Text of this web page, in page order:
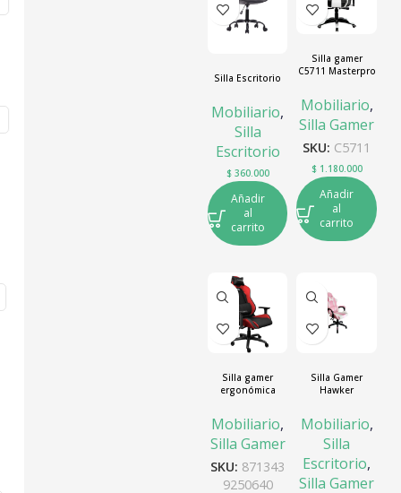
Silla Escritorio
Mobiliario,
Silla
Escritorio
$360.000
Añadir
al
carrito
Silla gamer
C5711 Masterpro
Mobiliario,
Silla Gamer
SKU: C5711
$1.180.000
Añadir
al
carrito
Silla gamer
ergonómica
Mobiliario,
Silla Gamer
SKU: 871343
9250640
Silla Gamer
Hawker
Mobiliario,
Silla
Escritorio,
Silla Gamer